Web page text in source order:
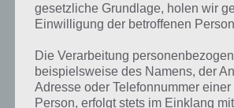
LÖSUNGEN
BRANDOMANIA
gesetzliche Grundlage, holen wir
Einwilligung der betroffenen
Die Verarbeitung
beispielsweise des Namens, der
Adresse oder Telefonnummer einer
Person, erfolgt stets im Einklang